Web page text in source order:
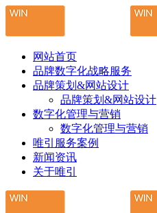
网站首页
品牌数字化战略服务
品牌策划&网站设计
品牌策划&网站设计
数字化管理与营销
数字化管理与营销
唯引服务案例
新闻资讯
关于唯引